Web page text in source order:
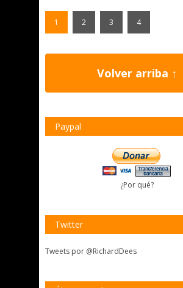
1 2 3 4
Volver arriba ↑
Paypal
¿Por qué?
Twitter
Tweets por @RichardDees